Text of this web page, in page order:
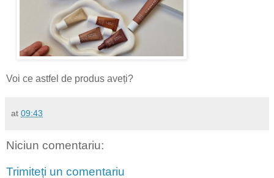
Voi ce astfel de produs aveți?
at 09:43
Niciun comentariu:
Trimiteți un comentariu